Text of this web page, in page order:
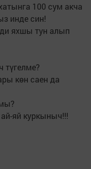
100 сум акча
инде син!
яхшы тун алып
түгелме?
көн саен да
яй куркыныч!!!